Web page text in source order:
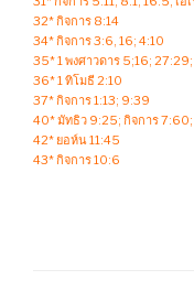
32* กิจการ 8:14
34* กิจการ 3:6, 16; 4:10
35* 1 พงศาวดาร 5;16; 27:29;
36* 1 ทิโมธี 2:10
37* กิจการ 1:13; 9:39
40* มัทธิว 9:25; กิจการ 7:60;
42* ยอห์น 11:45
43* กิจการ 10:6